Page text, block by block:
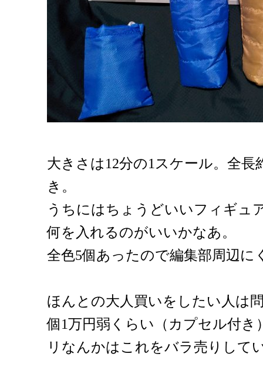
大きさは12分の1スケール。全長
き。
うちにはちょうどいいフィギュ
何を入れるのがいいかなあ。
全色5個あったので編集部周辺に
ほんとの大人買いをしたい人は
個1万円弱くらい（カプセル付
リなんかはこれをバラ売りして